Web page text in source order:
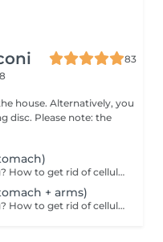
83
house. Alternatively, you
disc. Please note: the
How to lose weight without dieting? How to get rid of cellulite without working out? What if your skin could become softer, smoother, and firmernaturally? Discover Vacuslim 48 an innovative, non-invasive method that uses vacuum wrapping to stimulate the body's natural functions. Thanks to fast and deep penetration of powerful active ingredients, visible results appear from the very first session. Benefits of Vacuslim 48: Noticeable cellulite reduction Targeted body contouring Intense skin firming Soft, silky, more elastic skin Visibly reduced stretch marks Up to 8 to 19 cm lost in circumference (total average across multiple measured areas) after just one session Can be used as a standalone treatment or between two Maderotherapy sessions for enhanced and long-lasting results. Give your body a complete treatmentno pain, no workouts, no diets. Vacuslim 48 your new ritual for a slimmer silhouette and perfect skin.
+ arms)
How to lose weight without dieting? How to get rid of cellulite without working out? What if your skin could become softer, smoother, and firmernaturally? Discover Vacuslim 48 an innovative, non-invasive method that uses vacuum wrapping to stimulate the body's natural functions. Thanks to fast and deep penetration of powerful active ingredients, visible results appear from the very first session. Benefits of Vacuslim 48: Noticeable cellulite reduction Targeted body contouring Intense skin firming Soft, silky, more elastic skin Visibly reduced stretch marks Up to 8 to 19 cm lost in circumference (total average across multiple measured areas) after just one session Can be used as a standalone treatment or between two Maderotherapy sessions for enhanced and long-lasting results. Give your body a complete treatmentno pain, no workouts, no diets. Vacuslim 48 your new ritual for a slimmer silhouette and perfect skin.